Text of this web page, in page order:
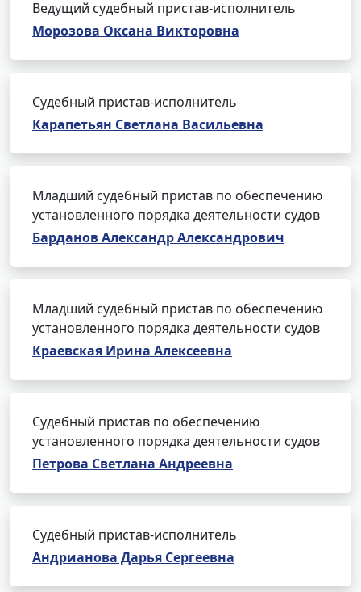
Ведущий судебный пристав-исполнитель
Морозова Оксана Викторовна
Судебный пристав-исполнитель
Карапетьян Светлана Васильевна
Младший судебный пристав по обеспечению
установленного порядка деятельности судов
Барданов Александр Александрович
Младший судебный пристав по обеспечению
установленного порядка деятельности судов
Краевская Ирина Алексеевна
Судебный пристав по обеспечению
установленного порядка деятельности судов
Петрова Светлана Андреевна
Судебный пристав-исполнитель
Андрианова Дарья Сергеевна